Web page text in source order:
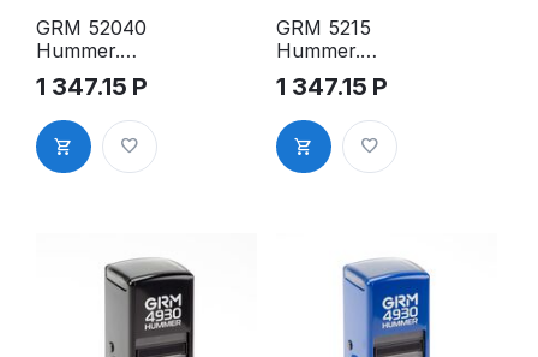
GRM 52040
Hummer.
Оснастка
для печати,
д.40 мм
1 347.15 Р
GRM 5215
Hummer.
Оснастка
для печати,
д.45 мм
1 347.15 Р